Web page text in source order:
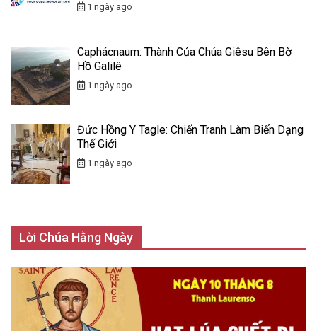
1 ngày ago
Caphácnaum: Thành Của Chúa Giêsu Bên Bờ
Hồ Galilê
1 ngày ago
Đức Hồng Y Tagle: Chiến Tranh Làm Biến Dạng
Thế Giới
1 ngày ago
Lời Chúa Hằng Ngày